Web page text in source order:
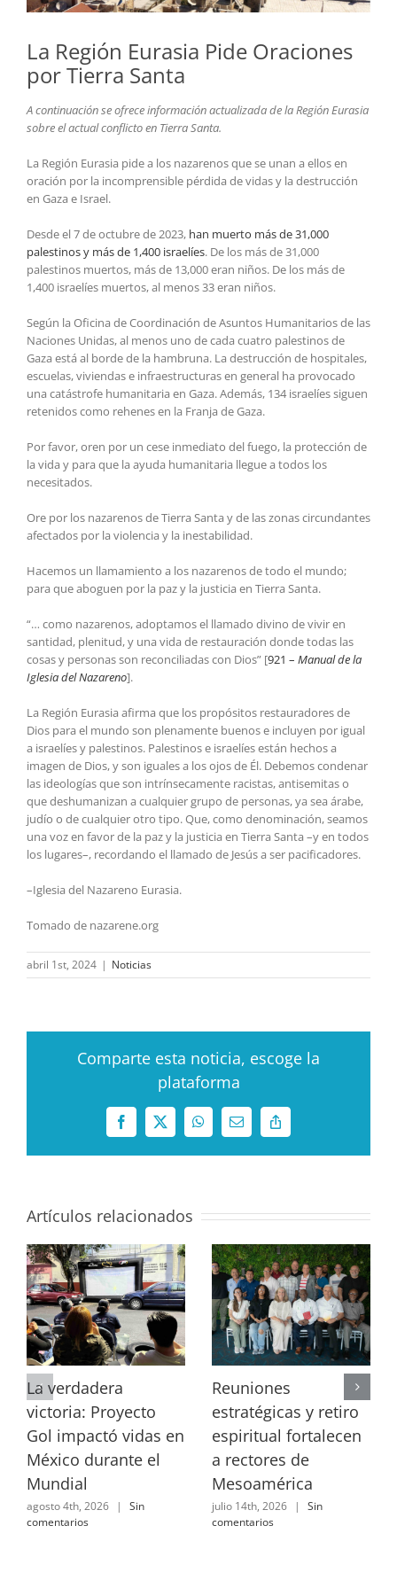
La Región Eurasia Pide Oraciones
por Tierra Santa
A continuación se ofrece información actualizada de la Región Eurasia
sobre el actual conflicto en Tierra Santa.
La Región Eurasia pide a los nazarenos que se unan a ellos en
oración por la incomprensible pérdida de vidas y la destrucción
en Gaza e Israel.
Desde el 7 de octubre de 2023, han muerto más de 31,000
palestinos y más de 1,400 israelíes. De los más de 31,000
palestinos muertos, más de 13,000 eran niños. De los más de
1,400 israelíes muertos, al menos 33 eran niños.
Según la Oficina de Coordinación de Asuntos Humanitarios de las
Naciones Unidas, al menos uno de cada cuatro palestinos de
Gaza está al borde de la hambruna. La destrucción de hospitales,
escuelas, viviendas e infraestructuras en general ha provocado
una catástrofe humanitaria en Gaza. Además, 134 israelíes siguen
retenidos como rehenes en la Franja de Gaza.
Por favor, oren por un cese inmediato del fuego, la protección de
la vida y para que la ayuda humanitaria llegue a todos los
necesitados.
Ore por los nazarenos de Tierra Santa y de las zonas circundantes
afectados por la violencia y la inestabilidad.
Hacemos un llamamiento a los nazarenos de todo el mundo;
para que aboguen por la paz y la justicia en Tierra Santa.
“… como nazarenos, adoptamos el llamado divino de vivir en
santidad, plenitud, y una vida de restauración donde todas las
cosas y personas son reconciliadas con Dios” [921 – Manual de la
Iglesia del Nazareno].
La Región Eurasia afirma que los propósitos restauradores de
Dios para el mundo son plenamente buenos e incluyen por igual
a israelíes y palestinos. Palestinos e israelíes están hechos a
imagen de Dios, y son iguales a los ojos de Él. Debemos condenar
las ideologías que son intrínsecamente racistas, antisemitas o
que deshumanizan a cualquier grupo de personas, ya sea árabe,
judío o de cualquier otro tipo. Que, como denominación, seamos
una voz en favor de la paz y la justicia en Tierra Santa –y en todos
los lugares–, recordando el llamado de Jesús a ser pacificadores.
–Iglesia del Nazareno Eurasia.
Tomado de nazarene.org
abril 1st, 2024 | Noticias
Comparte esta noticia, escoge la
plataforma
Facebook
X WhatsAppCorreo
electrónico
Copy
Link
Artículos relacionados
La verdadera
victoria: Proyecto
Gol impactó vidas en
México durante el
Mundial
agosto 4th, 2026 |
Sin
comentarios
Reuniones
estratégicas y retiro
espiritual fortalecen
a rectores de
Mesoamérica
julio 14th, 2026 |
Sin
comentarios